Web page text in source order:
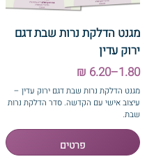
מגנט הדלקת נרות שבת דגם
ירוק עדין
1.80–6.20 ₪
מגנט הדלקת נרות שבת דגם ירוק עדין –
עיצוב אישי עם הקדשה. סדר הדלקת נרות
שבת.